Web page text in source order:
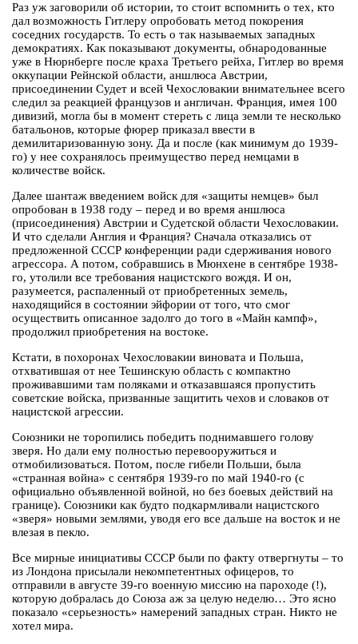
Раз уж заговорили об истории, то стоит вспомнить о тех, кто
дал возможность Гитлеру опробовать метод покорения
соседних государств. То есть о так называемых западных
демократиях. Как показывают документы, обнародованные
уже в Нюрнберге после краха Третьего рейха, Гитлер во время
оккупации Рейнской области, аншлюса Австрии,
присоединении Судет и всей Чехословакии внимательнее всего
следил за реакцией французов и англичан. Франция, имея 100
дивизий, могла бы в момент стереть с лица земли те несколько
батальонов, которые фюрер приказал ввести в
демилитаризованную зону. Да и после (как минимум до 1939-
го) у нее сохранялось преимущество перед немцами в
количестве войск.
Далее шантаж введением войск для «защиты немцев» был
опробован в 1938 году – перед и во время аншлюса
(присоединения) Австрии и Судетской области Чехословакии.
И что сделали Англия и Франция? Сначала отказались от
предложенной СССР конференции ради сдерживания нового
агрессора. А потом, собравшись в Мюнхене в сентябре 1938-
го, утолили все требования нацистского вождя. И он,
разумеется, распаленный от приобретенных земель,
находящийся в состоянии эйфории от того, что смог
осуществить описанное задолго до того в «Майн кампф»,
продолжил приобретения на востоке.
Кстати, в похоронах Чехословакии виновата и Польша,
отхватившая от нее Тешинскую область с компактно
проживавшими там поляками и отказавшаяся пропустить
советские войска, призванные защитить чехов и словаков от
нацистской агрессии.
Союзники не торопились победить поднимавшего голову
зверя. Но дали ему полностью перевооружиться и
отмобилизоваться. Потом, после гибели Польши, была
«странная война» с сентября 1939-го по май 1940-го (с
официально объявленной войной, но без боевых действий на
границе). Союзники как будто подкармливали нацистского
«зверя» новыми землями, уводя его все дальше на восток и не
влезая в пекло.
Все мирные инициативы СССР были по факту отвергнуты – то
из Лондона присылали некомпетентных офицеров, то
отправили в августе 39-го военную миссию на пароходе (!),
которую добралась до Союза аж за целую неделю… Это ясно
показало «серьезность» намерений западных стран. Никто не
хотел мира.